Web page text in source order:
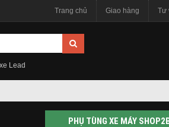
Trang chủ Giao hàng Tư
Lead
PHỤ TÙNG XE MÁY